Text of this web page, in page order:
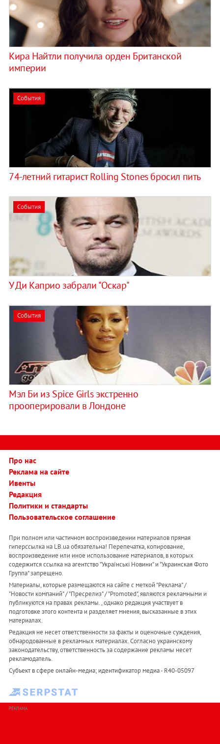
Кира Найтли получила орден Британской
империи
События
74-летний гитарист Rolling Stones бросил пить
События
У Ди Каприо забрали "Оскар"
События
Мэл Би из Spice Girls экстренно
прооперировали в Лондоне
Про нас
Реклама на сайте
Ивенты
Редакция
Политики и стандарты
Пользовательское соглашение
При полном или частичном воспроизведении материалов прямая
гиперссылка на LB.ua обязательна! Перепечатка, копирование,
воспроизведение или иное использование материалов, в которых
содержится ссылка на агентство "Українськi Новини" и "Украинская Фото
Группа" запрещено.
Материалы, которые размещаются на сайте с меткой "Реклама" /
"Новости компаний" / "Пресрелиз" / "Promoted", являются рекламными и
публикуются на правах рекламы. , однако редакция участвует в
подготовке этого контента и разделяет мнения, высказанные в этих
материалах.
Редакция не несет ответственности за факты и оценочные суждения,
обнародованные в рекламных материалах. Согласно украинскому
законодательству, ответственность за содержание рекламы несет
рекламодатель.
Субъект в сфере онлайн-медиа; идентификатор медиа - R40-05097
РЕКЛАМА